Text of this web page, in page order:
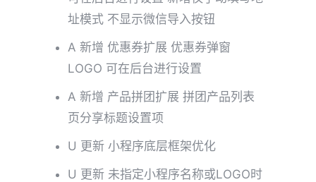
址模式 不显示微信导入按钮
A 新增 优惠券扩展 优惠券弹窗
LOGO 可在后台进行设置
A 新增 产品拼团扩展 拼团产品列表
页分享标题设置项
U 更新 小程序底层框架优化
U 更新 未指定小程序名称或LOGO时